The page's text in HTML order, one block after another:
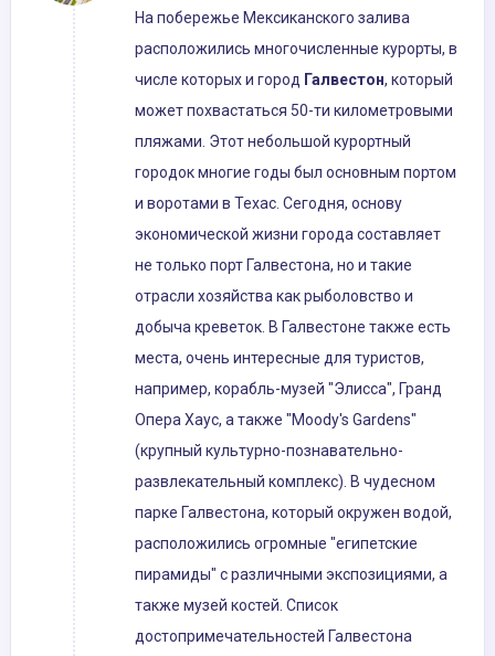
На побережье Мексиканского залива
расположились многочисленные курорты, в
числе которых и город Галвестон, который
может похвастаться 50-ти километровыми
пляжами. Этот небольшой курортный
городок многие годы был основным портом
и воротами в Техас. Сегодня, основу
экономической жизни города составляет
не только порт Галвестона, но и такие
отрасли хозяйства как рыболовство и
добыча креветок. В Галвестоне также есть
места, очень интересные для туристов,
например, корабль-музей "Элисса", Гранд
Опера Хаус, а также "Moody's Gardens"
(крупный культурно-познавательно-
развлекательный комплекс). В чудесном
парке Галвестона, который окружен водой,
расположились огромные "египетские
пирамиды" с различными экспозициями, а
также музей костей. Список
достопримечательностей Галвестона